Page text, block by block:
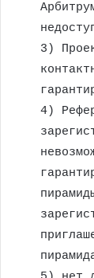
3)
4)